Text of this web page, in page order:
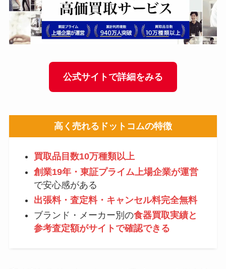
公式サイトで詳細をみる
高く売れるドットコムの特徴
買取品目数10万種類以上
創業19年・東証プライム上場企業が運営
で安心感がある
出張料・査定料・キャンセル料完全無料
ブランド・メーカー別の食器買取実績と
参考査定額がサイトで確認できる